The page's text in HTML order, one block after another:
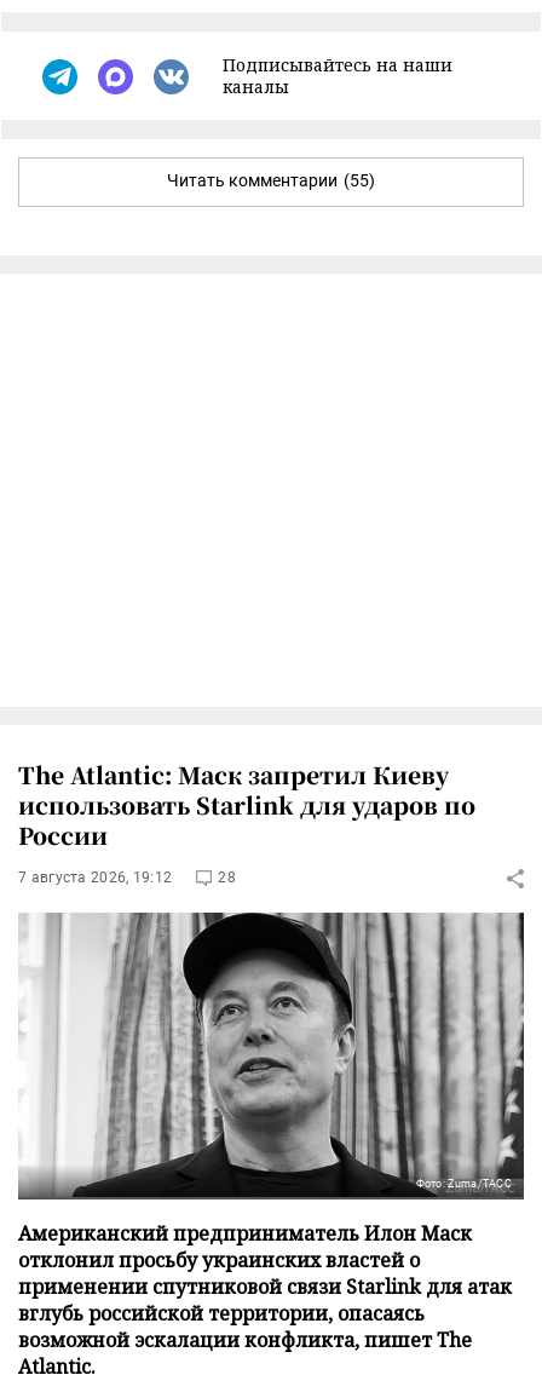
Подписывайтесь на наши
каналы
Читать комментарии (55)
The Atlantic: Маск запретил Киеву
использовать Starlink для ударов по
России
7 августа 2026, 19:12 28
Фото: Zuma/ТАСС
Американский предприниматель Илон Маск
отклонил просьбу украинских властей о
применении спутниковой связи Starlink для атак
вглубь российской территории, опасаясь
возможной эскалации конфликта, пишет The
Atlantic.